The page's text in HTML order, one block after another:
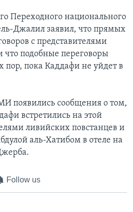
Переходного национального
Джалил заявил, что прямых
с представителями
что подобные переговоры
пока Каддафи не уйдет в
появились сообщения о том,
встретились на этой
ливийских повстанцев и
аль-Хатибом в отеле на
Follow us